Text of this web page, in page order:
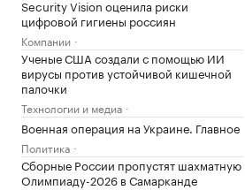
Security Vision оценила риски
цифровой гигиены россиян
Компании
Ученые США создали с помощью ИИ
вирусы против устойчивой кишечной
палочки
Технологии и медиа
Военная операция на Украине. Главное
Политика
Сборные России пропустят шахматную
Олимпиаду-2026 в Самарканде